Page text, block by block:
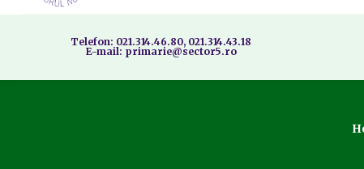
Telefon: 021.314.46.80, 021.314.43.18
E-mail: primarie@sector5.ro